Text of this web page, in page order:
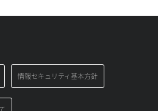
情報セキュリティ基本方針